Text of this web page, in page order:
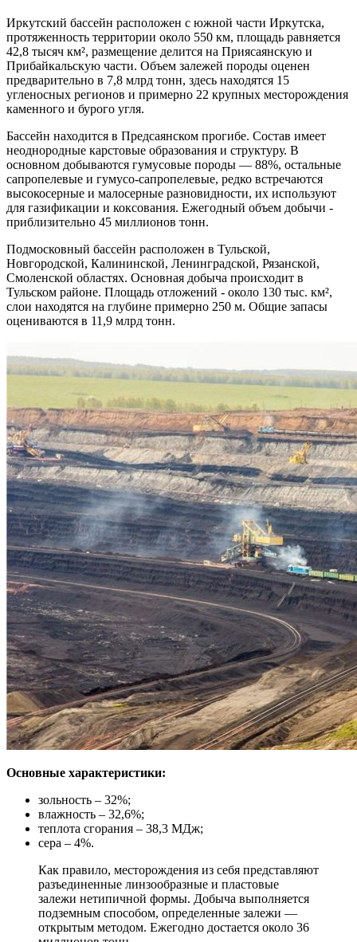
Иркутский бассейн расположен с южной части Иркутска,
протяженность территории около 550 км, площадь равняется
42,8 тысяч км², размещение делится на Приясаянскую и
Прибайкальскую части. Объем залежей породы оценен
предварительно в 7,8 млрд тонн, здесь находятся 15
угленосных регионов и примерно 22 крупных месторождения
каменного и бурого угля.
Бассейн находится в Предсаянском прогибе. Состав имеет
неоднородные карстовые образования и структуру. В
основном добываются гумусовые породы — 88%, остальные
сапропелевые и гумусо-сапропелевые, редко встречаются
высокосерные и малосерные разновидности, их используют
для газификации и коксования. Ежегодный объем добычи -
приблизительно 45 миллионов тонн.
Подмосковный бассейн расположен в Тульской,
Новгородской, Калининской, Ленинградской, Рязанской,
Смоленской областях. Основная добыча происходит в
Тульском районе. Площадь отложений - около 130 тыс. км²,
слои находятся на глубине примерно 250 м. Общие запасы
оцениваются в 11,9 млрд тонн.
Основные характеристики:
зольность – 32%;
влажность – 32,6%;
теплота сгорания – 38,3 МДж;
сера – 4%.
Как правило, месторождения из себя представляют
разъединенные линзообразные и пластовые
залежи нетипичной формы. Добыча выполняется
подземным способом, определенные залежи —
открытым методом. Ежегодно достается около 36